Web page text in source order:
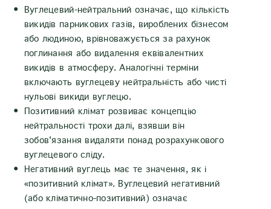
Вуглецевий-нейтральний означає, що кількість
викидів парникових газів, вироблених бізнесом
або людиною, врівноважується за рахунок
поглинання або видалення еквівалентних
викидів в атмосферу. Аналогічні терміни
включають вуглецеву нейтральність або чисті
нульові викиди вуглецю.
Позитивний клімат розвиває концепцію
нейтральності трохи далі, взявши він
зобов'язання видаляти понад розрахункового
вуглецевого сліду.
Негативний вуглець має те значення, як і
«позитивний клімат». Вуглецевий негативний
(або кліматично-позитивний) означає